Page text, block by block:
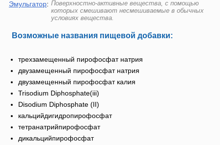
Эмульгатор: Поверхностно-активные вещества, с помощью
которых смешивают несмешиваемые в обычных
условиях вещества.
Возможные названия пищевой добавки:
трехзамещенный пирофосфат натрия
двузамещенный пирофосфат натрия
двузамещенный пирофосфат калия
Trisodium Diphosphate(iii)
Disodium Diphosphate (II)
кальцийдигидропирофосфат
тетранатрийпирофосфат
дикальцийпирофосфат